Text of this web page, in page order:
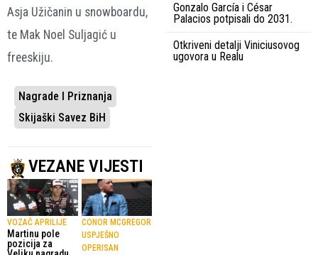
Asja Užičanin u snowboardu,
te Mak Noel Suljagić u
freeskiju.
Nagrade I Priznanja
Skijaški Savez BiH
VEZANE VIJESTI
VOZAČ APRILIJE
Martinu pole
pozicija za
CONOR MCGREGOR
USPJEŠNO
OPERISAN
Gonzalo García i César
Palacios potpisali do 2031.
Otkriveni detalji Viniciusovog
ugovora u Realu